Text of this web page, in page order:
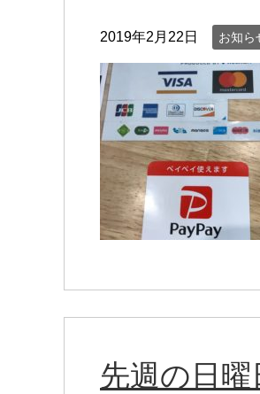
2019年2月22日 お知ら
先週の日曜